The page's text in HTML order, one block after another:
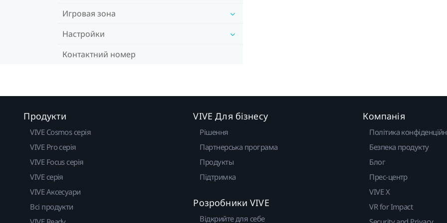
Игровая зона
Настройки
Контактний номер
Продукти
VIVE Cosmos серія
VIVE Pro серія
VIVE Focus серія
VIVE серія
VIVE Аксесуари
Всі продукти
VIVE Для бізнесу
Рішення
Партнерська програма
Продукты
Підтримка
Розробники VIVE
Відкрийте для себе
Компанія
Політика
Безпека продукту
Блог
Прес-центр
VIVE X
VR for Impact